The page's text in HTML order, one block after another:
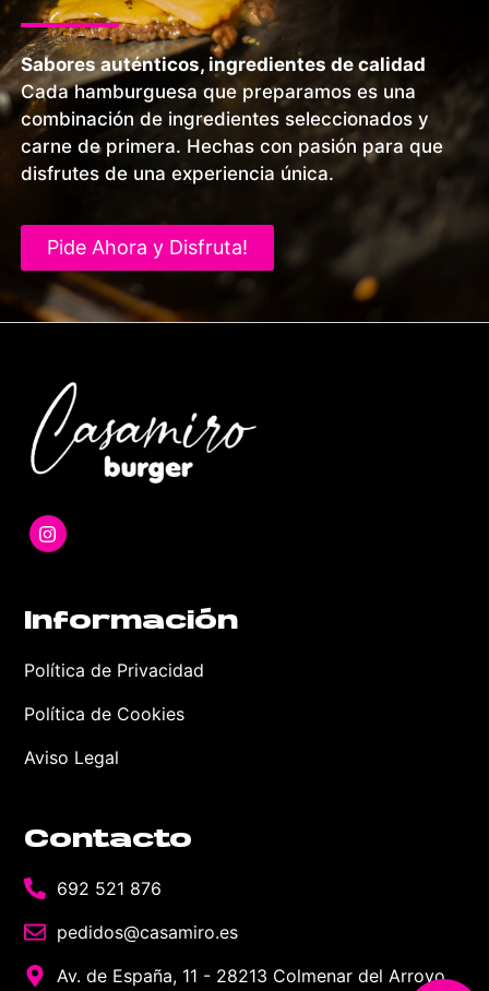
Sabores auténticos, ingredientes de calidad
Cada hamburguesa que preparamos es una
combinación de ingredientes seleccionados y
carne de primera. Hechas con pasión para que
disfrutes de una experiencia única.
Pide Ahora y Disfruta!
Información
Política de Privacidad
Política de Cookies
Aviso Legal
Contacto
692 521 876
pedidos@casamiro.es
Av. de España, 11 - 28213 Colmenar del Arroyo